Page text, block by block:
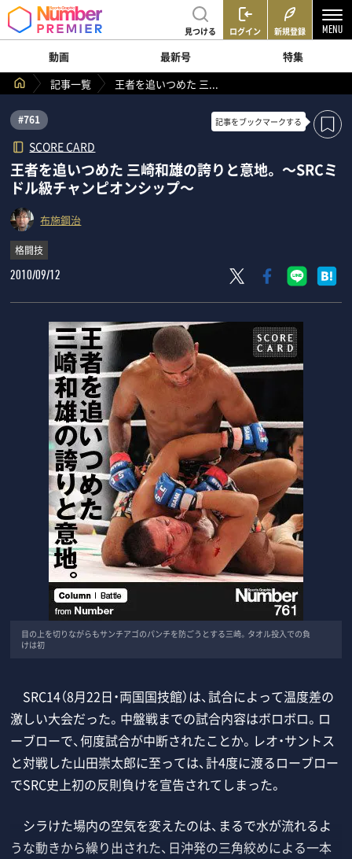
見つける ログイン 新規登録
動画 最新号
特集
記事一覧
王者を追いつめた 三...
#761
SCORE CARD
記事をブックマークする
王者を追いつめた 三崎和雄の誇りと意地。 ～SRCミ
ドル級チャンピオンシップ～
布施鋼治
格闘技
2010/09/12
目の上を切りながらもサンチアゴのパンチを防ごうとする三崎。タオル投入での負
けは初
SRC14（8月22日・両国国技館）は、試合によって温度差の
激しい大会だった。中盤戦までの試合内容はボロボロ。ロ
ーブローで、何度試合が中断されたことか。レオ・サントス
と対戦した山田崇太郎に至っては、計4度に渡るローブロー
でSRC史上初の反則負けを宣告されてしまった。
シラけた場内の空気を変えたのは、まるで水が流れるよ
うな動きから繰り出された、日沖発の三角絞めによる一本